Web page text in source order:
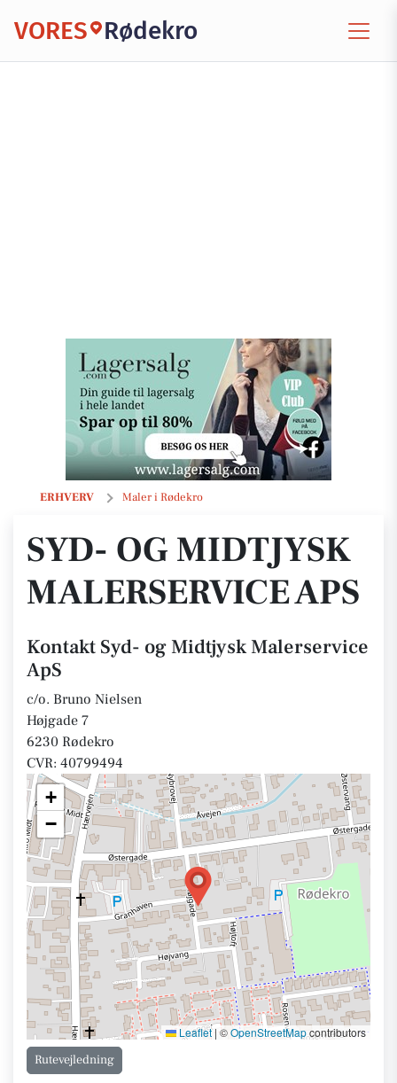
VORES Rødekro
ERHVERV Maler i Rødekro
Syd- og Midtjysk Malerservice ApS
SYD- OG MIDTJYSK
MALERSERVICE APS
Kontakt Syd- og Midtjysk Malerservice
ApS
c/o. Bruno Nielsen
Højgade 7
6230 Rødekro
CVR: 40799494
+
−
Leaflet |©OpenStreetMapcontributors
Rutevejledning